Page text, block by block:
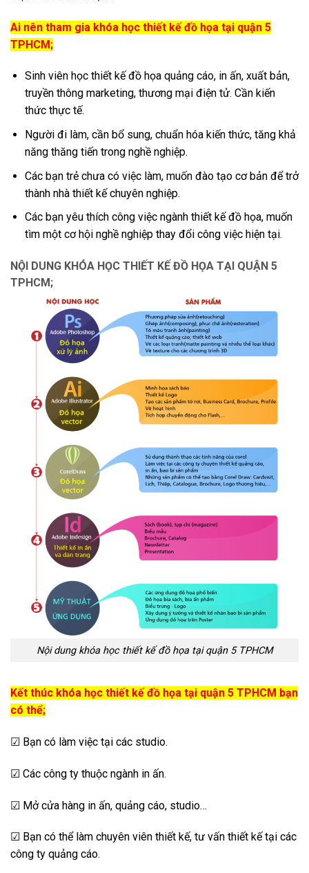
Ai nên tham gia khóa học thiết kế đồ họa tại quận 5
TPHCM;
Sinh viên học thiết kế đồ họa quảng cáo, in ấn, xuất bản,
truyền thông marketing, thương mại điện tử. Cần kiến
thức thực tế.
Người đi làm, cần bổ sung, chuẩn hóa kiến thức, tăng khả
năng thăng tiến trong nghề nghiệp.
Các bạn trẻ chưa có việc làm, muốn đào tạo cơ bản để trở
thành nhà thiết kế chuyên nghiệp.
Các bạn yêu thích công việc ngành thiết kế đồ họa, muốn
tìm một cơ hội nghề nghiệp thay đổi công việc hiện tại.
NỘI DUNG KHÓA HỌC THIẾT KẾ ĐỒ HỌA TẠI QUẬN 5
TPHCM;
Nội dung khóa học thiết kế đồ họa tại quận 5 TPHCM
Kết thúc khóa học thiết kế đồ họa tại quận 5 TPHCM bạn
có thể;
☑ Bạn có làm việc tại các studio.
☑ Các công ty thuộc ngành in ấn.
☑ Mở cửa hàng in ấn, quảng cáo, studio…
☑ Bạn có thể làm chuyên viên thiết kế, tư vấn thiết kế tại các
công ty quảng cáo.